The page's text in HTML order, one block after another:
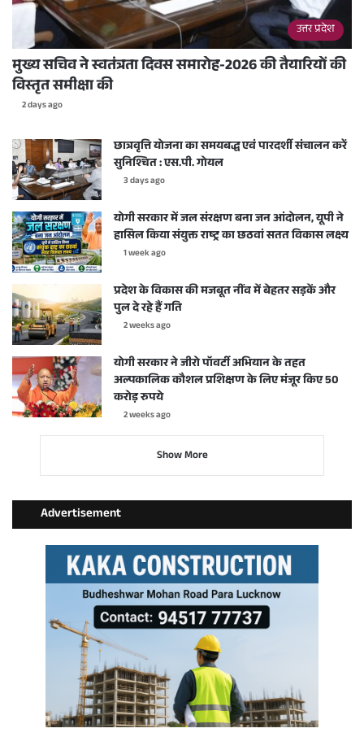
उत्तर प्रदेश
मुख्य सचिव ने स्वतंत्रता दिवस समारोह-2026 की तैयारियों की
विस्तृत समीक्षा की
2 days ago
छात्रवृत्ति योजना का समयबद्ध एवं पारदर्शी संचालन करें
सुनिश्चित : एस.पी. गोयल
3 days ago
योगी सरकार में जल संरक्षण बना जन आंदोलन, यूपी ने
हासिल किया संयुक्त राष्ट्र का छठवां सतत विकास लक्ष्य
1 week ago
प्रदेश के विकास की मजबूत नींव में बेहतर सड़कें और
पुल दे रहे हैं गति
2 weeks ago
योगी सरकार ने जीरो पॉवर्टी अभियान के तहत
अल्पकालिक कौशल प्रशिक्षण के लिए मंजूर किए 50
करोड़ रुपये
2 weeks ago
Show More
Advertisement